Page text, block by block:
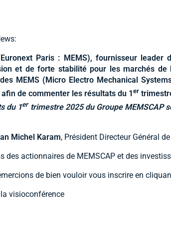
Paris : MEMS), fournisseur
et de forte stabilité pour les marchés
MEMS (Micro Electro Mechanical
de commenter les résultats du 1er
du 1ertrimestre 2025 du Groupe MEMSCAP
Michel Karam, Président Directeur Général
des actionnaires de MEMSCAP et des
de bien vouloir vous inscrire en
visioconférence